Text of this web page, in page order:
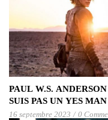
PAUL W.S.
SUIS PAS UN YES
16 septembre 2023 / 0